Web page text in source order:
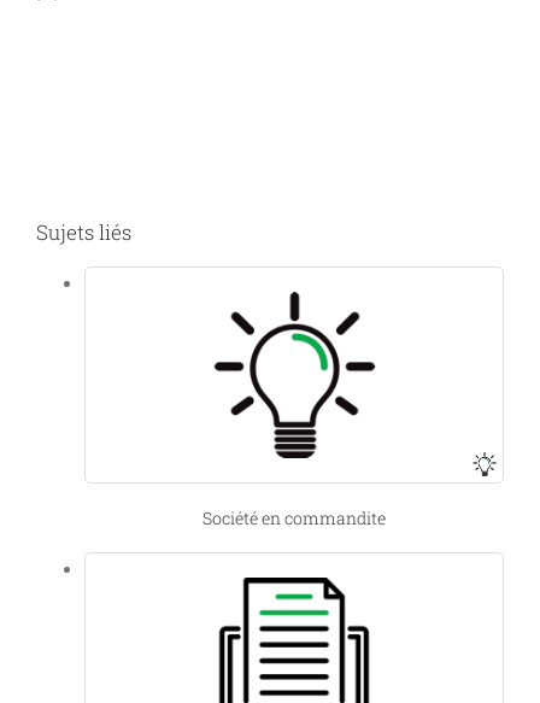
Sujets liés
Société en commandite